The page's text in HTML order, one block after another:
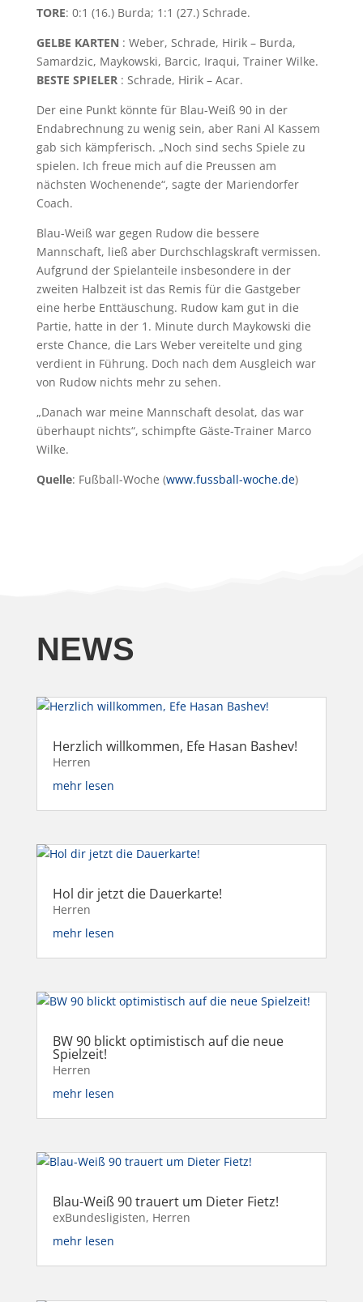
TORE: 0:1 (16.) Burda; 1:1 (27.) Schrade.
GELBE KARTEN : Weber, Schrade, Hirik – Burda,
Samardzic, Maykowski, Barcic, Iraqui, Trainer Wilke.
BESTE SPIELER : Schrade, Hirik – Acar.
Der eine Punkt könnte für Blau-Weiß 90 in der
Endabrechnung zu wenig sein, aber Rani Al Kassem
gab sich kämpferisch. „Noch sind sechs Spiele zu
spielen. Ich freue mich auf die Preussen am
nächsten Wochenende“, sagte der Mariendorfer
Coach.
Blau-Weiß war gegen Rudow die bessere
Mannschaft, ließ aber Durchschlagskraft vermissen.
Aufgrund der Spielanteile insbesondere in der
zweiten Halbzeit ist das Remis für die Gastgeber
eine herbe Enttäuschung. Rudow kam gut in die
Partie, hatte in der 1. Minute durch Maykowski die
erste Chance, die Lars Weber vereitelte und ging
verdient in Führung. Doch nach dem Ausgleich war
von Rudow nichts mehr zu sehen.
„Danach war meine Mannschaft desolat, das war
überhaupt nichts“, schimpfte Gäste-Trainer Marco
Wilke.
Quelle: Fußball-Woche (www.fussball-woche.de)
NEWS
Herzlich willkommen, Efe Hasan Bashev!
Herren
mehr lesen
Hol dir jetzt die Dauerkarte!
Herren
mehr lesen
BW 90 blickt optimistisch auf die neue
Spielzeit!
Herren
mehr lesen
Blau-Weiß 90 trauert um Dieter Fietz!
exBundesligisten, Herren
mehr lesen